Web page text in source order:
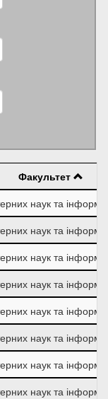
Факультет
наук та
наук та
наук та
наук та
наук та
наук та
наук та
наук та